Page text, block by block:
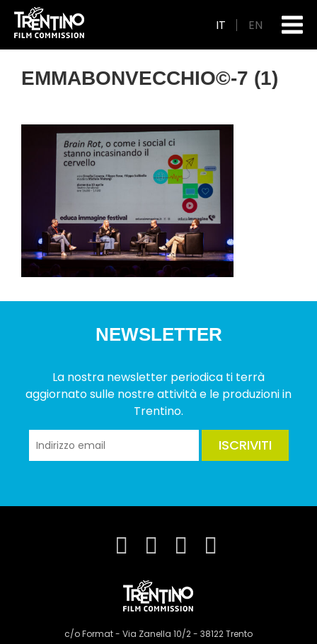
IT EN
EMMABONVECCHIO©-7 (1)
NEWSLETTER
La nostra newsletter periodica ti terrà
aggiornato sulle nostre attività e le produzioni in
Trentino.
ISCRIVITI
c/o Format - Via Zanella 10/2 - 38122 Trento